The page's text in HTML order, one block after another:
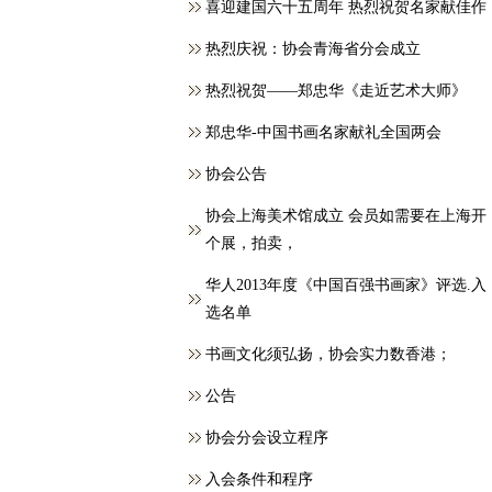
喜迎建国六十五周年 热烈祝贺名家献佳作
热烈庆祝：协会青海省分会成立
热烈祝贺——郑忠华《走近艺术大师》
郑忠华-中国书画名家献礼全国两会
协会公告
协会上海美术馆成立 会员如需要在上海开
个展，拍卖，
华人2013年度《中国百强书画家》评选.入
选名单
书画文化须弘扬，协会实力数香港；
公告
协会分会设立程序
入会条件和程序